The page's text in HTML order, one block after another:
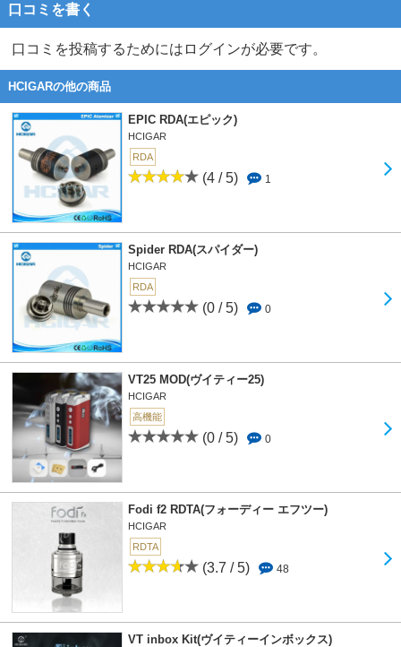
口コミを書く
口コミを投稿するためにはログインが必要です。
HCIGARの他の商品
EPIC RDA(エピック)
HCIGAR
RDA
(4 / 5) 1
Spider RDA(スパイダー)
HCIGAR
RDA
(0 / 5) 0
VT25 MOD(ヴイティー25)
HCIGAR
高機能
(0 / 5) 0
Fodi f2 RDTA(フォーディー エフツー)
HCIGAR
RDTA
(3.7 / 5) 48
VT inbox Kit(ヴイティーインボックス)